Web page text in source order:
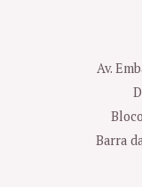
Av.
Barra